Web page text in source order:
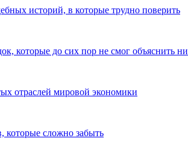
историй, в которые трудно поверить
которые до сих пор не смог объяснить
отраслей мировой экономики
которые сложно забыть